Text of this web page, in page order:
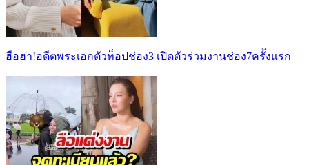
ฮือฮา!อดีตพระเอกตัวท็อปช่อง3 เปิดตัวร่วมงานช่อง7ครั้งแรก